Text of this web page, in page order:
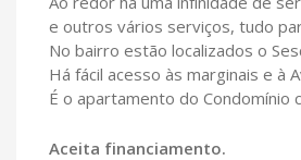
e outros vários serviços, tudo
No bairro estão localizados o
Há fácil acesso às marginais e à
É o apartamento do Condomínio
Aceita financiamento.